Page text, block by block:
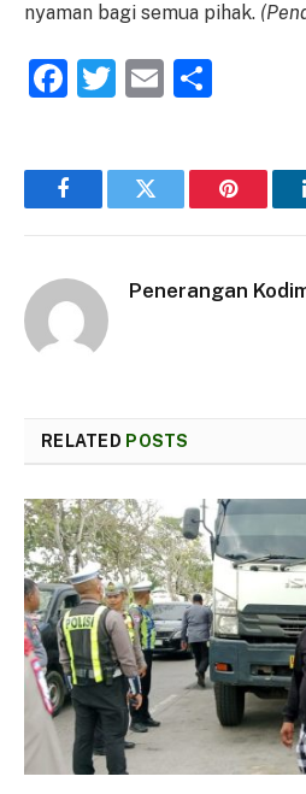
nyaman bagi semua pihak.
Facebook
Twitter
Email
FacebookTwitter Pinterest
Penerangan
RELATED POSTS